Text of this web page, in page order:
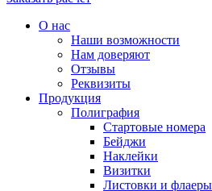
О нас
Наши возможности
Нам доверяют
Отзывы
Реквизиты
Продукция
Полиграфия
Стартовые номера
Бейджи
Наклейки
Визитки
Листовки и флаеры